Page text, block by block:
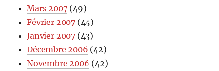
Mars 2007 (49)
Février 2007 (45)
Janvier 2007 (43)
Décembre 2006 (42)
Novembre 2006 (42)